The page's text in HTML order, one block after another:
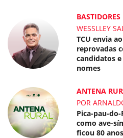
BASTIDORES
WESSLLEY
TCU envia
reprovadas
candidatos
nomes
ANTENA
POR
Pica-pau-
como ave-
ficou 80